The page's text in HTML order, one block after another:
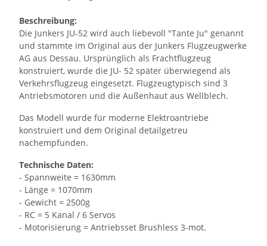
Beschreibung:
Die Junkers JU-52 wird auch liebevoll "Tante Ju" genannt
und stammte im Original aus der Junkers Flugzeugwerke
AG aus Dessau. Ursprünglich als Frachtflugzeug
konstruiert, wurde die JU- 52 später überwiegend als
Verkehrsflugzeug eingesetzt. Flugzeugtypisch sind 3
Antriebsmotoren und die Außenhaut aus Wellblech.
Das Modell wurde für moderne Elektroantriebe
konstruiert und dem Original detailgetreu
nachempfunden.
Technische Daten:
- Spannweite = 1630mm
- Länge = 1070mm
- Gewicht = 2500g
- RC = 5 Kanal / 6 Servos
- Motorisierung = Antriebsset Brushless 3-mot.